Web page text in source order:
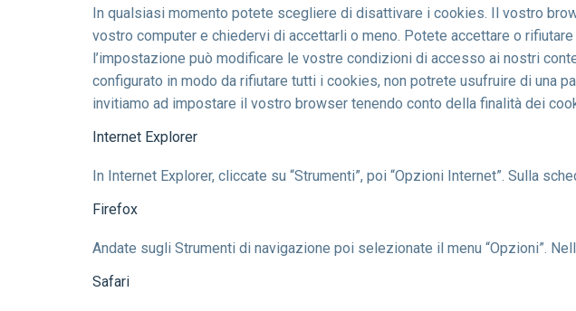
In qualsiasi momento potete scegliere di disattivare i cookies. Il vostro
vostro computer e chiedervi di accettarli o meno. Potete accettare o
l’impostazione può modificare le vostre condizioni di accesso ai nostri
configurato in modo da rifiutare tutti i cookies, non potrete usufruire di
invitiamo ad impostare il vostro browser tenendo conto della finalità dei
Internet Explorer
In Internet Explorer, cliccate su “Strumenti”, poi “Opzioni Internet”. Sulla
Firefox
Andate sugli Strumenti di navigazione poi selezionate il menu “Opzioni”.
Safari